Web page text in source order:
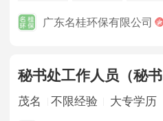
广东名桂环保有限公司
秘书处工作人员（秘书
茂名 不限经验 大专学历